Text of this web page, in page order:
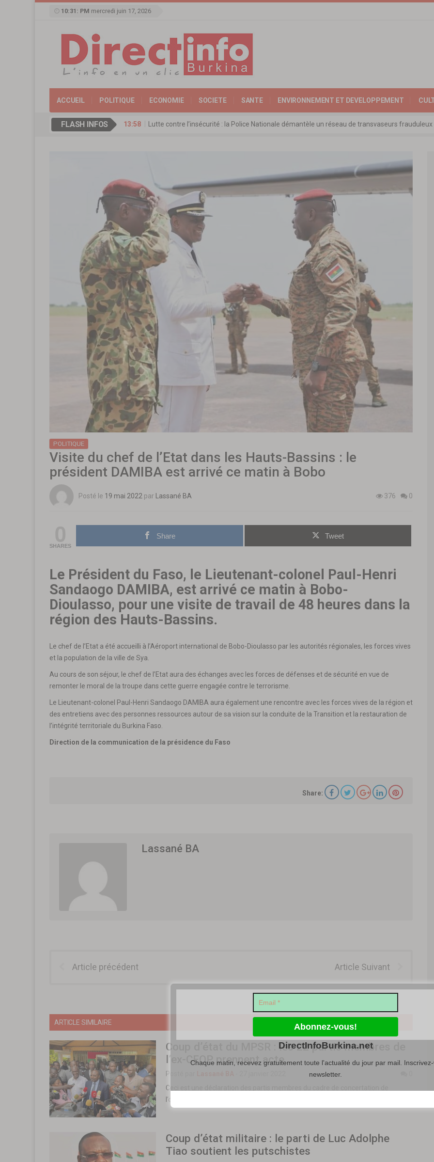
10:31: PM mercredi juin 17, 2026
ACCUEIL POLITIQUE ECONOMIE SOCIETE SANTE ENVIRONNEMENT ET DEVELOPPEMENT
FLASH INFOS 13:58
Lutte contre l’insécurité : la Police Nationale démantèle un réseau de transvaseurs
Mémorial Thomas-Sankara: les ministres chargés du Commerce de l’AES ravivent leurs
POLITIQUE
Visite du chef de l’Etat dans les Hauts-Bassins : le
président DAMIBA est arrivé ce matin à Bobo
Posté le 19 mai 2022 par Lassané BA 376 0
SHARES
Share Tweet
Le Président du Faso, le Lieutenant-colonel Paul-Henri
Sandaogo DAMIBA, est arrivé ce matin à Bobo-
Dioulasso, pour une visite de travail de 48 heures dans la
région des Hauts-Bassins.
Le chef de l’Etat a été accueilli à l’Aéroport international de Bobo-Dioulasso par les autorités régionales, les forces vives
et la population de la ville de Sya.
Au cours de son séjour, le chef de l’Etat aura des échanges avec les forces de défenses et de sécurité en vue de
remonter le moral de la troupe dans cette guerre engagée contre le terrorisme.
Le Lieutenant-colonel Paul-Henri Sandaogo DAMIBA aura également une rencontre avec les forces vives de la région et
des entretiens avec des personnes ressources autour de sa vision sur la conduite de la Transition et la restauration de
l’intégrité territoriale du Burkina Faso.
Direction de la communication de la présidence du Faso
Share:
Lassané BA
Article précédent Article Suivant
ARTICLE SIMILAIRE
Coup d’état du MPSR : les 22 partis membres de
l’ex-CFOP prennent acte
Posté par
Ceci est une déclaration des partis membres du cadre de concertation de
l’opposition ex-CFOP sur la situation nationale. « La crise…
Coup d’état militaire : le parti de Luc Adolphe
Tiao soutient les putschistes
DirectInfoBurkina.net
Chaque matin, recevez gratuitement toute l'actualité du jour par mail.
newsletter.